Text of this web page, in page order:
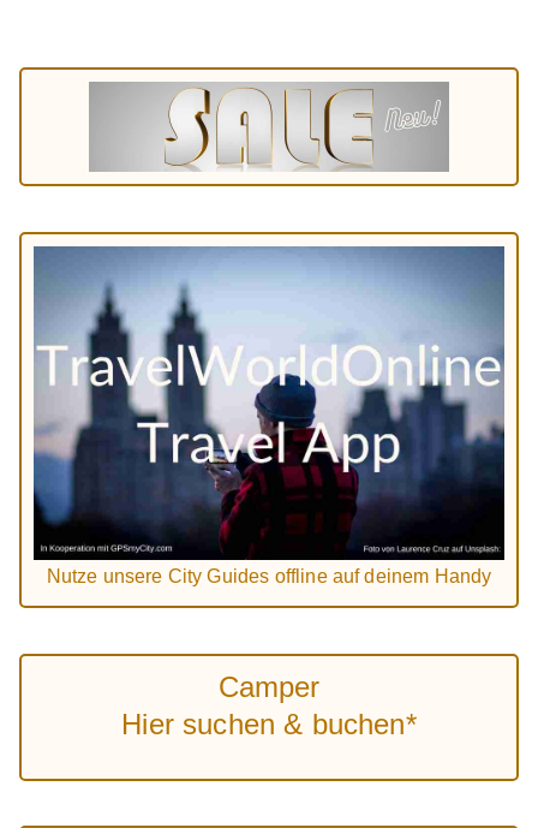
Nutze unsere City Guides offline auf deinem Handy
Camper
Hier suchen & buchen*